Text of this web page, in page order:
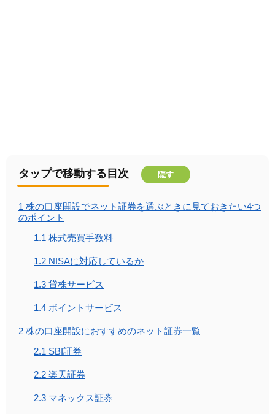
タップで移動する目次 隠す
1 株の口座開設でネット証券を選ぶときに見ておきたい4つ
のポイント
1.1 株式売買手数料
1.2 NISAに対応しているか
1.3 貸株サービス
1.4 ポイントサービス
2 株の口座開設におすすめのネット証券一覧
2.1 SBI証券
2.2 楽天証券
2.3 マネックス証券